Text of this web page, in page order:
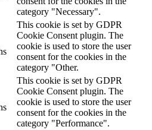
category "Necessary".
This cookie is set by GDPR
Cookie Consent plugin. The
cookie is used to store the user
consent for the cookies in the
category "Other.
This cookie is set by GDPR
Cookie Consent plugin. The
cookie is used to store the user
consent for the cookies in the
category "Performance".